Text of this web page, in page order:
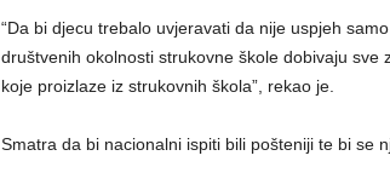
“Da bi djecu trebalo uvjeravati da nije uspjeh
društvenih okolnosti strukovne škole dobivaju sve
koje proizlaze iz strukovnih škola”, rekao je.
Smatra da bi nacionalni ispiti bili pošteniji te bi se